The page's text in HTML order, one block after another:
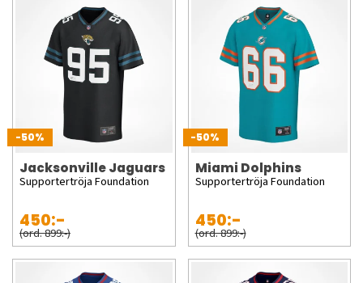
-50%
Jacksonville Jaguars
Supportertröja Foundation
450:-
(ord. 899:-)
-50%
Miami Dolphins
Supportertröja Foundation
450:-
(ord. 899:-)